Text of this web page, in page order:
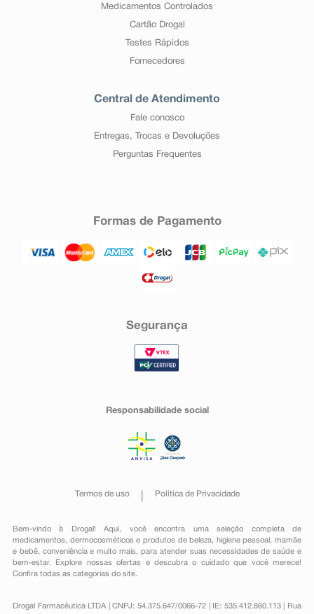
Medicamentos Controlados
Cartão Drogal
Testes Rápidos
Fornecedores
Central de Atendimento
Fale conosco
Entregas, Trocas e Devoluções
Perguntas Frequentes
Formas de Pagamento
Segurança
Responsabilidade social
Termos de uso Política de Privacidade
Bem-vindo à Drogal! Aqui, você encontra uma seleção completa de
medicamentos , dermocosméticos e produtos de beleza, higiene pessoal ,mamãe
e bebê, conveniênciae muito mais, para atender suas necessidades de saúde e
bem-estar. Explore nossas ofertas e descubra o cuidado que você merece!
Confira todas as categorias do site.
Drogal Farmacêutica LTDA | CNPJ: 54.375.647/0066-72 | IE: 535.412.860.113 | Rua